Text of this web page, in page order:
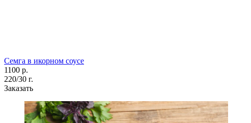
Семга в икорном соусе
1100 р.
220/30 г.
Заказать